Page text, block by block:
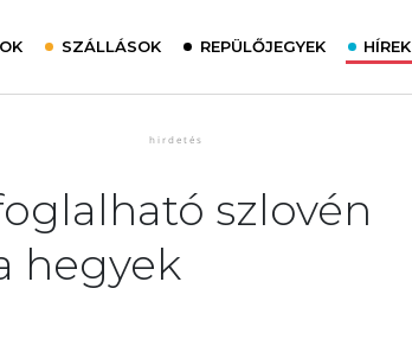
SZÁLLÁSOK REPÜLŐJEGYEK HÍREK
szlovén
hegyek